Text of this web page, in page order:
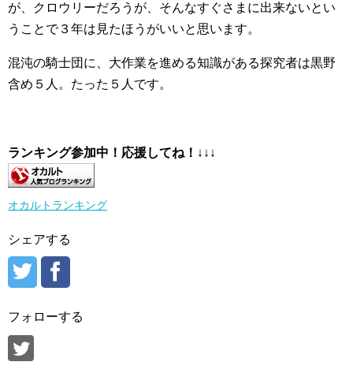
が、クロウリーだろうが、そんなすぐさまに出来ないとい
うことで３年は見たほうがいいと思います。
混沌の騎士団に、大作業を進める知識がある探究者は黒野
含め５人。たった５人です。
ランキング参加中！応援してね！ ↓↓↓
オカルトランキング
シェアする
フォローする